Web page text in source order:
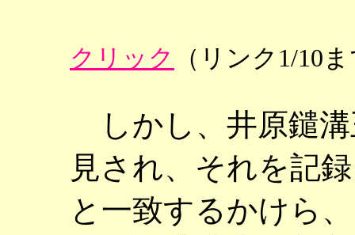
クリック （リンク1/10
しかし、井原鑓溝
見され、それを記
と一致するかけら